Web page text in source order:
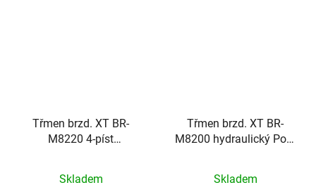
Třmen brzd. XT BR-
M8220 4-píst
Skladem
Třmen brzd. XT BR-
M8200 hydraulický Post
Skladem